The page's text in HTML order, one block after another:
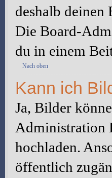
deshalb deinen
Die Board-
du in einem
Nach oben
Kann ich
Ja, Bilder
Administration
hochladen.
öffentlich